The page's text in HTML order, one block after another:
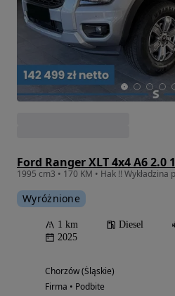
Ford Ranger XLT 4x4 A6 2.0
1995 cm3 • 170 KM • Hak !! Wykładzina
Wyróżnione
1 km Diesel
2025
Chorzów (Śląskie)
Firma • Podbite